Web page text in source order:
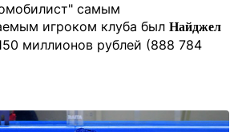
самым
игроком клуба был Найджел
миллионов рублей (888 784